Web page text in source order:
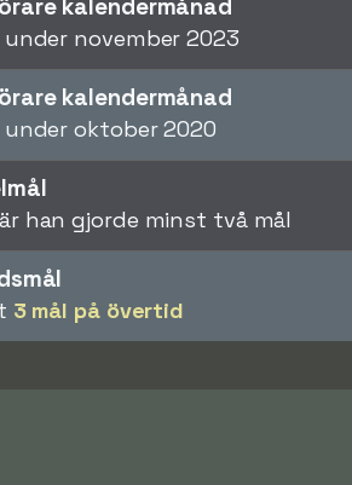
kalendermånad
under november 2023
kalendermånad
under oktober 2020
han gjorde minst två mål
3 mål på övertid